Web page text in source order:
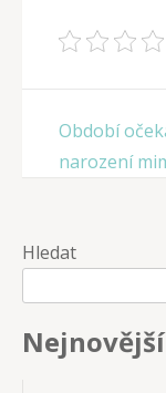
pro
Období
narození
Hledat